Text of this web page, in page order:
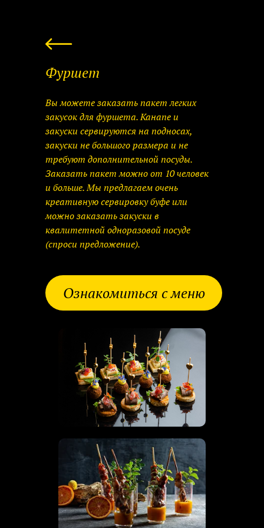
Вы можете заказать пакет легких
закусок для фуршета. Канапе и
закуски сервируются на подносах,
закуски не большого размера и не
требуют дополнительной посуды.
Заказать пакет можно от 10 человек
и больше. Мы предлагаем очень
креативную сервировку буфе или
можно заказать закуски в
квалитетной одноразовой посуде
(спроси предложение).
Фуршет
Ознакомиться с меню